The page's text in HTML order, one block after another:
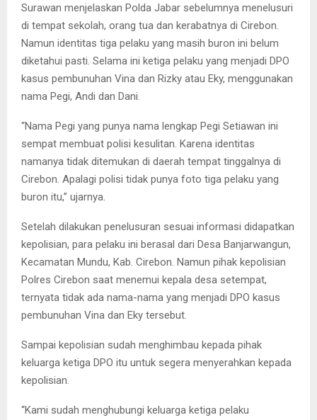
Surawan menjelaskan Polda Jabar sebelumnya menelusuri
di tempat sekolah, orang tua dan kerabatnya di Cirebon.
Namun identitas tiga pelaku yang masih buron ini belum
diketahui pasti. Selama ini ketiga pelaku yang menjadi DPO
kasus pembunuhan Vina dan Rizky atau Eky, menggunakan
nama Pegi, Andi dan Dani.
“Nama Pegi yang punya nama lengkap Pegi Setiawan ini
sempat membuat polisi kesulitan. Karena identitas
namanya tidak ditemukan di daerah tempat tinggalnya di
Cirebon. Apalagi polisi tidak punya foto tiga pelaku yang
buron itu,” ujarnya.
Setelah dilakukan penelusuran sesuai informasi didapatkan
kepolisian, para pelaku ini berasal dari Desa Banjarwangun,
Kecamatan Mundu, Kab. Cirebon. Namun pihak kepolisian
Polres Cirebon saat menemui kepala desa setempat,
ternyata tidak ada nama-nama yang menjadi DPO kasus
pembunuhan Vina dan Eky tersebut.
Sampai kepolisian sudah menghimbau kepada pihak
keluarga ketiga DPO itu untuk segera menyerahkan kepada
kepolisian.
“Kami sudah menghubungi keluarga ketiga pelaku